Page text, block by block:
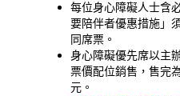
每位身心障礙人士含
要陪伴者優惠措施」
同席票。
身心障礙優先席以主
票價配位銷售，售完
元。